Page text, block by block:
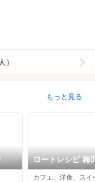
）
もっと見る
ロートレシピ 梅
茶屋町プラス店
カフェ、洋食、スイ